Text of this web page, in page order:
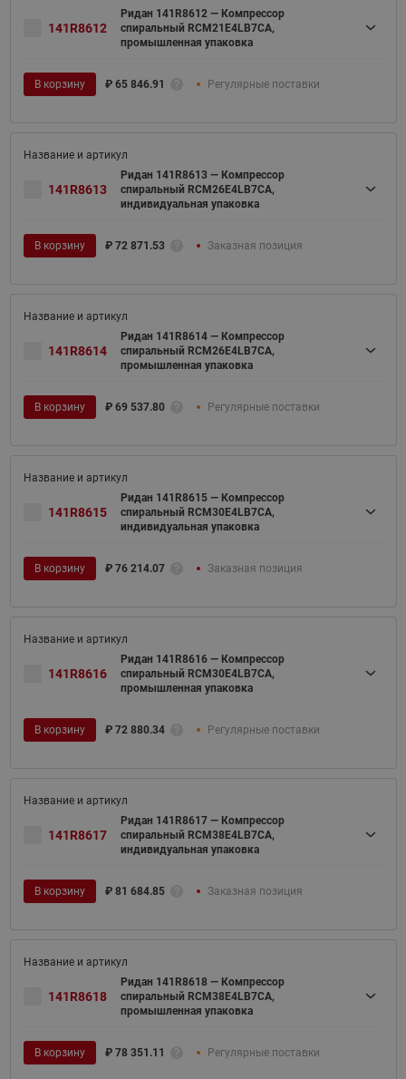
141R8612
Ридан 141R8612 — Компрессор
спиральный RCM21E4LB7CA,
промышленная упаковка
В корзину ₽ 65 846.91 Регулярные поставки
141R8613
Ридан 141R8613 — Компрессор
спиральный RCM26E4LB7CA,
индивидуальная упаковка
В корзину ₽ 72 871.53 Заказная позиция
141R8614
Ридан 141R8614 — Компрессор
спиральный RCM26E4LB7CA,
промышленная упаковка
В корзину ₽ 69 537.80 Регулярные поставки
141R8615
Ридан 141R8615 — Компрессор
спиральный RCM30E4LB7CA,
индивидуальная упаковка
В корзину ₽ 76 214.07 Заказная позиция
141R8616
Ридан 141R8616 — Компрессор
спиральный RCM30E4LB7CA,
промышленная упаковка
В корзину ₽ 72 880.34 Регулярные поставки
141R8617
Ридан 141R8617 — Компрессор
спиральный RCM38E4LB7CA,
индивидуальная упаковка
В корзину ₽ 81 684.85 Заказная позиция
141R8618
Ридан 141R8618 — Компрессор
спиральный RCM38E4LB7CA,
промышленная упаковка
В корзину ₽ 78 351.11 Регулярные поставки